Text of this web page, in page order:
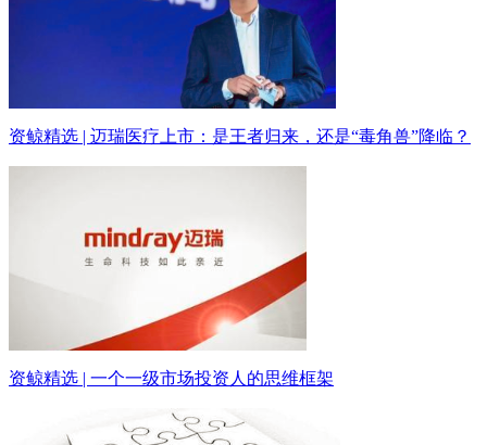
资鲸精选 | 迈瑞医疗上市：是王者归来，还是“毒角兽”降临？
资鲸精选 | 一个一级市场投资人的思维框架